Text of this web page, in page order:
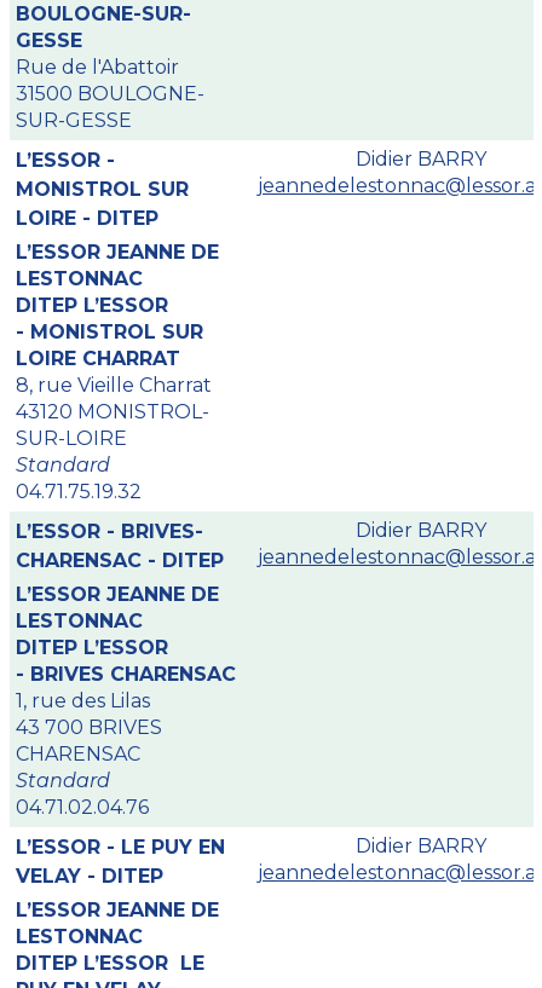
BOULOGNE-SUR-
GESSE
Rue de l'Abattoir
31500 BOULOGNE-
SUR-GESSE
L’ESSOR -
MONISTROL SUR
LOIRE - DITEP
L’ESSOR JEANNE DE
LESTONNAC
DITEP L’ESSOR
- MONISTROL SUR
LOIRE CHARRAT
8, rue Vieille Charrat
43120 MONISTROL-
SUR-LOIRE
Standard
04.71.75.19.32
Didier BARRY
L’ESSOR - BRIVES-
CHARENSAC - DITEP
L’ESSOR JEANNE DE
LESTONNAC
DITEP L’ESSOR
- BRIVES CHARENSAC
1, rue des Lilas
43 700 BRIVES
CHARENSAC
Standard
04.71.02.04.76
Didier BARRY
L’ESSOR - LE PUY EN
VELAY - DITEP
L’ESSOR JEANNE DE
LESTONNAC
DITEP L’ESSOR LE
Didier BARRY